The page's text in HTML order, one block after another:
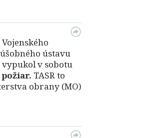
ústavu
vypukol v sobotu
TASR to
obrany (MO)